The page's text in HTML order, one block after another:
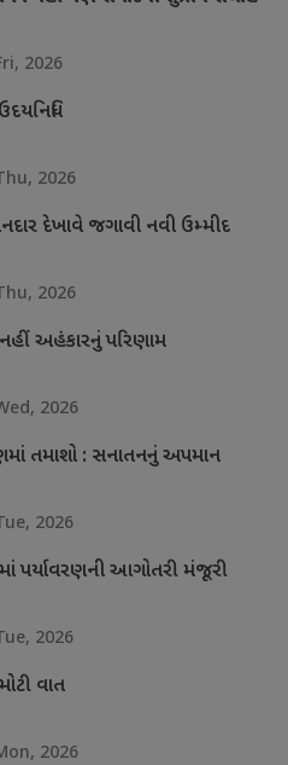
2026
2026
દેખાવે જગાવી નવી ઉમ્મીદ
2026
અહંકારનું પરિણામ
2026
તમાશો : સનાતનનું અપમાન
2026
પર્યાવરણની આગોતરી મંજૂરી
2026
વાત
2026